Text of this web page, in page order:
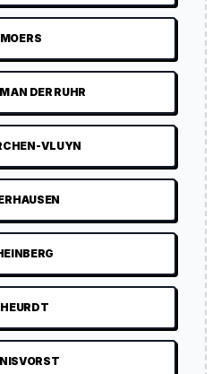
MOERS
AN DER RUHR
VLUYN